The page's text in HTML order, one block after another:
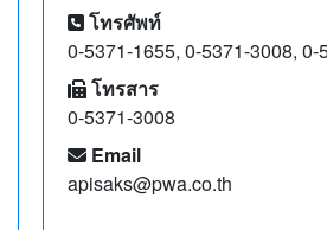
โทรศัพท์
0-5371-1655, 0-5371-3008, 0-
โทรสาร
0-5371-3008
Email
apisaks@pwa.co.th